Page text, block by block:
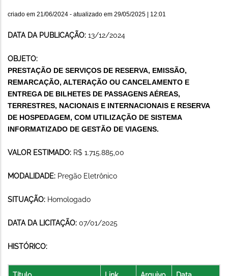
criado em 21/06/2024 - atualizado em 29/05/2025 | 12:01
DATA DA PUBLICAÇÃO: 13/12/2024
OBJETO:
PRESTAÇÃO DE SERVIÇOS DE RESERVA, EMISSÃO,
REMARCAÇÃO, ALTERAÇÃO OU CANCELAMENTO E
ENTREGA DE BILHETES DE PASSAGENS AÉREAS,
TERRESTRES, NACIONAIS E INTERNACIONAIS E RESERVA
DE HOSPEDAGEM, COM UTILIZAÇÃO DE SISTEMA
INFORMATIZADO DE GESTÃO DE VIAGENS.
VALOR ESTIMADO: R$ 1.715.885,00
MODALIDADE: Pregão Eletrônico
SITUAÇÃO: Homologado
DATA DA LICITAÇÃO: 07/01/2025
HISTÓRICO: